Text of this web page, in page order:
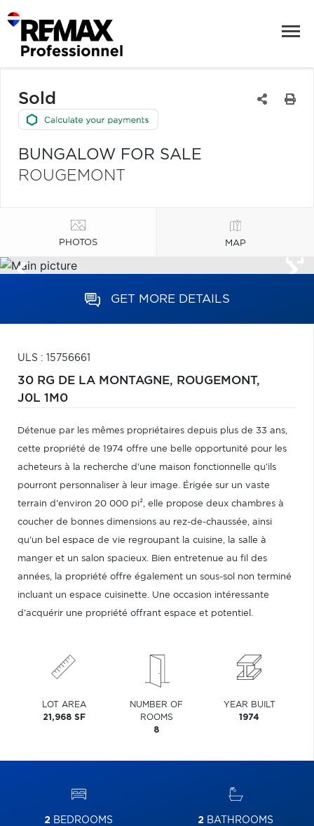
Sold
BUNGALOW FOR SALE
ROUGEMONT
PHOTOS MAP
GET MORE DETAILS
ULS : 15756661
30 RG DE LA MONTAGNE, ROUGEMONT,
J0L 1M0
Détenue par les mêmes propriétaires depuis plus de 33 ans,
cette propriété de 1974 offre une belle opportunité pour les
acheteurs à la recherche d'une maison fonctionnelle qu'ils
pourront personnaliser à leur image. Érigée sur un vaste
terrain d'environ 20 000 pi², elle propose deux chambres à
coucher de bonnes dimensions au rez-de-chaussée, ainsi
qu'un bel espace de vie regroupant la cuisine, la salle à
manger et un salon spacieux. Bien entretenue au fil des
années, la propriété offre également un sous-sol non terminé
incluant un espace cuisinette. Une occasion intéressante
d'acquérir une propriété offrant espace et potentiel.
LOT AREA
21,968 SF
NUMBER OF
ROOMS
8
YEAR BUILT
1974
2 BEDROOMS 2 BATHROOMS